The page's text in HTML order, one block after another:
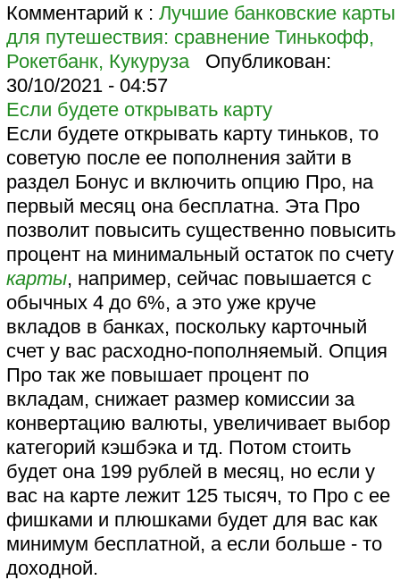
Комментарий к : Лучшие банковские карты
для путешествия: сравнение Тинькофф,
Рокетбанк, Кукуруза
Опубликован:
30/10/2021 - 04:57
Если будете открывать карту
Если будете открывать карту тиньков, то
советую после ее пополнения зайти в
раздел Бонус и включить опцию Про, на
первый месяц она бесплатна. Эта Про
позволит повысить существенно повысить
процент на минимальный остаток по счету
карты, например, сейчас повышается с
обычных 4 до 6%, а это уже круче
вкладов в банках, поскольку карточный
счет у вас расходно-пополняемый. Опция
Про так же повышает процент по
вкладам, снижает размер комиссии за
конвертацию валюты, увеличивает выбор
категорий кэшбэка и тд. Потом стоить
будет она 199 рублей в месяц, но если у
вас на карте лежит 125 тысяч, то Про с ее
фишками и плюшками будет для вас как
минимум бесплатной, а если больше - то
доходной.